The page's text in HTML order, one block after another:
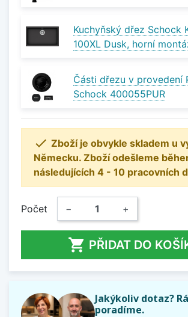
Kuchyňský dřez Schock
100XL Dusk, horní
Části dřezu v provedení
Schock 400055PUR
 Zboží je obvykle skladem u
Německu. Zboží odešleme
následujících 4 - 10 pracovních
Počet − +
 PŘIDAT DO
Jakýkoliv dotaz?
poradíme.